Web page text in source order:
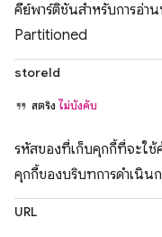
คีย์พาร์ติชันสำหรับการอ่
Partitioned
storeId
สตริง ไม่บังคับ
รหัสของที่เก็บคุกกี้ที่จะใช้
คุกกี้ของบริบทการดำเนิน
URL